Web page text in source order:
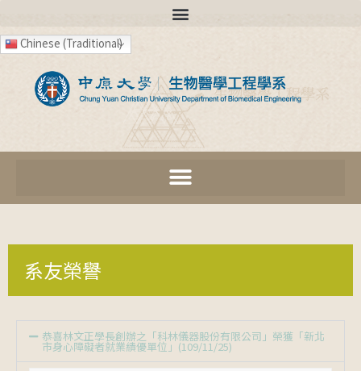
Chinese (Traditional)
系友榮譽
恭喜林文正學長創辦之「科林儀器股份有限公司」榮獲「新北
市身心障礙者就業績優單位」(109/11/25)